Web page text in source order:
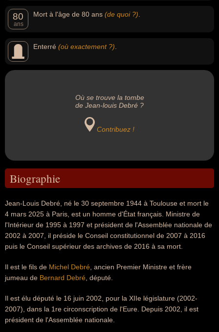
80
ans
Mort à l'âge de 80 ans (de quoi ?)
Enterré (où exactement ?)
Où se trouve la tombe
de Jean-louis Debré ?
Contribuez !
Biographie
Jean-Louis Debré, né le 30 septembre 1944 à Toulouse et mort le
4 mars 2025 à Paris, est un homme d'État français. Ministre de
l'Intérieur de 1995 à 1997 et président de l'Assemblée nationale de
2002 à 2007, il préside le Conseil constitutionnel de 2007 à 2016
puis le Conseil supérieur des archives de 2016 à sa mort.
Il est le fils de Michel Debré , ancien Premier Ministre et frère
jumeau de Bernard Debré , député.
Il est élu député le 16 juin 2002, pour la XIIe législature (2002-
2007), dans la 1re circonscription de l'Eure. Depuis 2002, il est
président de l'Assemblée nationale.